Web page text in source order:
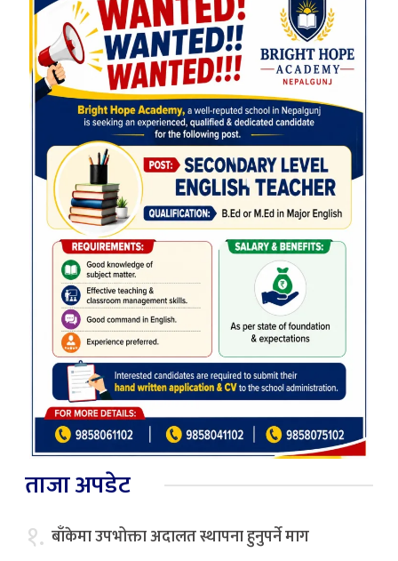
ताजा अपडेट
१. बाँकेमा उपभोक्ता अदालत स्थापना हुनुपर्ने माग